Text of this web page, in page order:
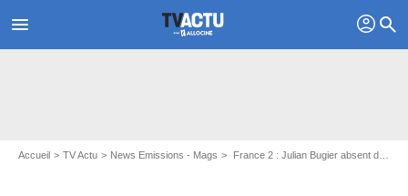
menu profil search
Accueil TV Actu News Emissions - Mags France 2 : Julian Bugier absent du 13h à cause de la neige ce mercredi ? Il prend la parole